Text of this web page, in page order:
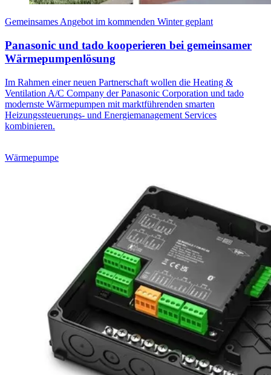
Gemeinsames Angebot im kommenden Winter geplant
Panasonic und tado kooperieren bei gemeinsamer
Wärmepumpenlösung
Im Rahmen einer neuen Partnerschaft wollen die Heating &
Ventilation A/C Company der Panasonic Corporation und tado
modernste Wärmepumpen mit marktführenden smarten
Heizungssteuerungs- und Energiemanagement Services
kombinieren.
Wärmepumpe